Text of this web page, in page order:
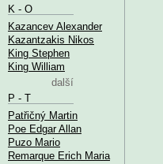
K - O
Kazancev Alexander
Kazantzakis Nikos
King Stephen
King William
další
P - T
Patřičný Martin
Poe Edgar Allan
Puzo Mario
Remarque Erich Maria